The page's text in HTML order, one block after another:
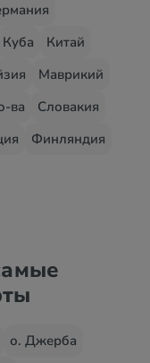
Куба
Китай
Маврикий
ва
Словакия
Финляндия
о. Джерба